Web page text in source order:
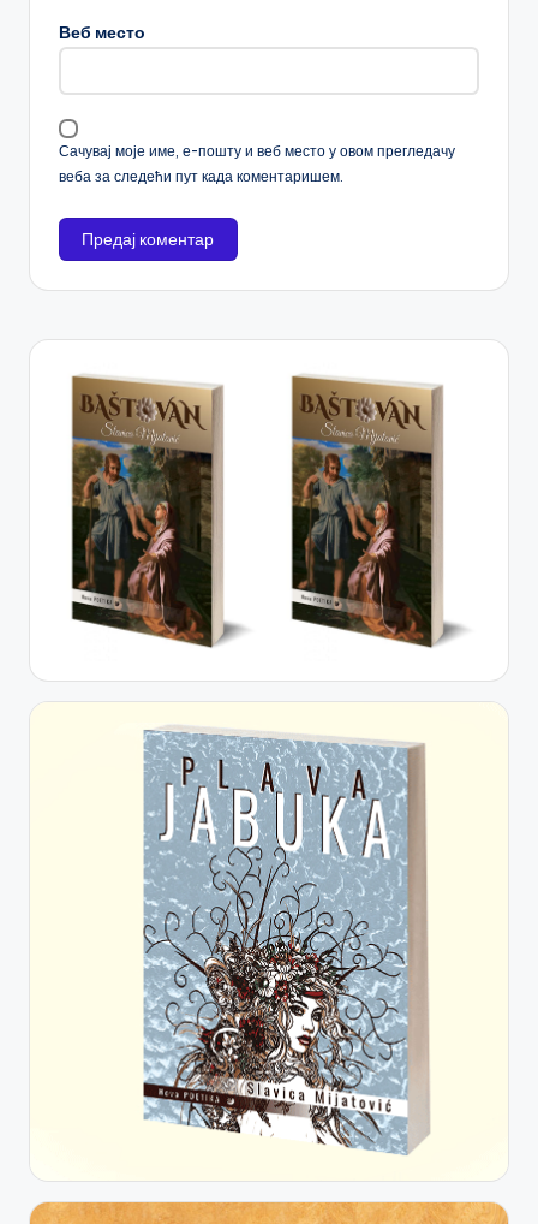
Веб место
Сачувај моје име, е-пошту и веб место у овом прегледачу
веба за следећи пут када коментаришем.